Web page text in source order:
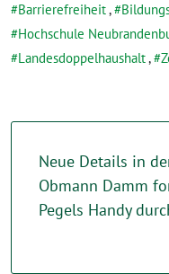
Barrierefreiheit,
Hochschule
Landesdoppelhaushalt,
Neue Details in
Obmann Damm
Pegels Handy